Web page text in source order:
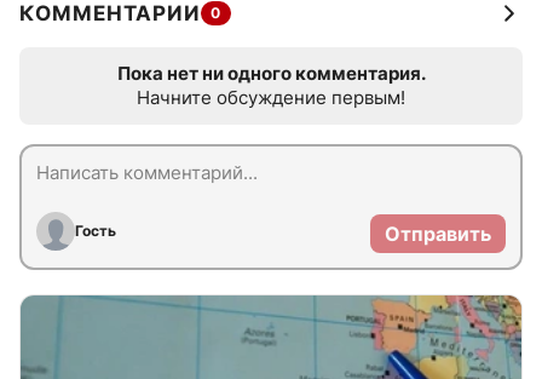
КОММЕНТАРИИ 0
Пока нет ни одного комментария.
Начните обсуждение первым!
Гость Отправить